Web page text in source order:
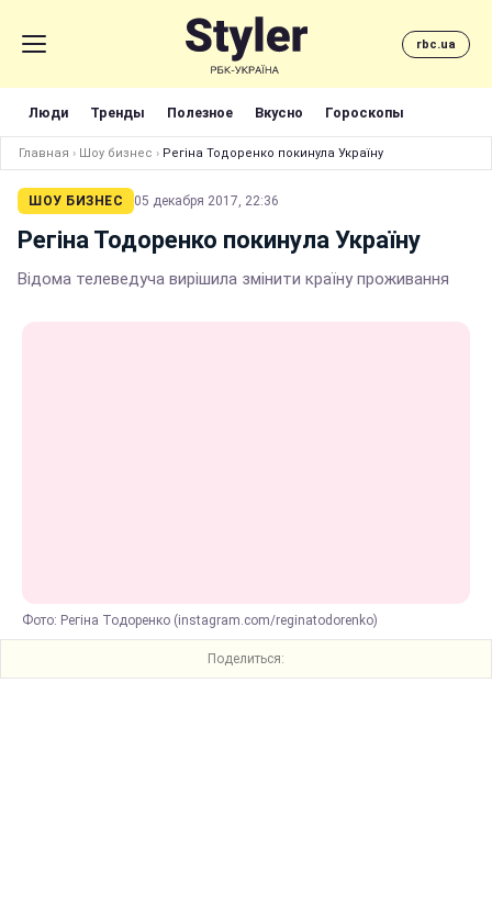
rbc.ua
Люди Тренды Полезное Вкусно Гороскопы
Главная › Шоу бизнес › Регіна Тодоренко покинула Україну
ШОУ БИЗНЕС 05 декабря 2017, 22:36
Регіна Тодоренко покинула Україну
Відома телеведуча вирішила змінити країну проживання
Фото: Регіна Тодоренко (instagram.com/reginatodorenko)
Поделиться: